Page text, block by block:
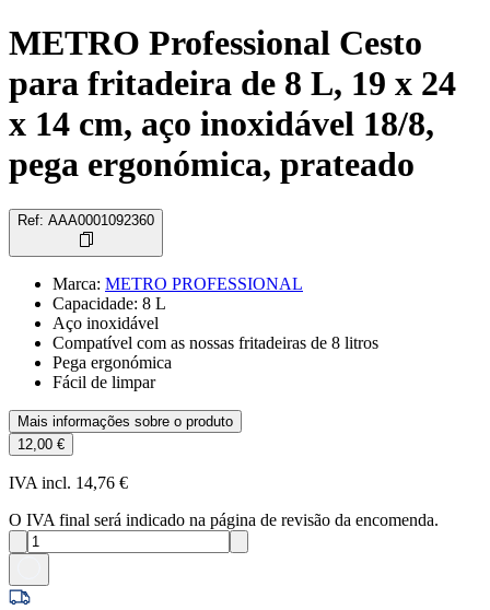
METRO Professional Cesto
para fritadeira de 8 L, 19 x 24
x 14 cm, aço inoxidável 18/8,
pega ergonómica, prateado
Ref: AAA0001092360
Marca: METRO PROFESSIONAL
Capacidade: 8 L
Aço inoxidável
Compatível com as nossas fritadeiras de 8 litros
Pega ergonómica
Fácil de limpar
Mais informações sobre o produto
12,00 €
IVA incl. 14,76 €
O IVA final será indicado na página de revisão da encomenda.